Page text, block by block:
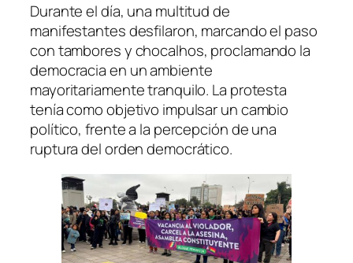
Durante el día, una multitud de
manifestantes desfilaron, marcando el paso
con tambores y chocalhos, proclamando la
democracia en un ambiente
mayoritariamente tranquilo. La protesta
tenía como objetivo impulsar un cambio
político, frente a la percepción de una
ruptura del orden democrático.